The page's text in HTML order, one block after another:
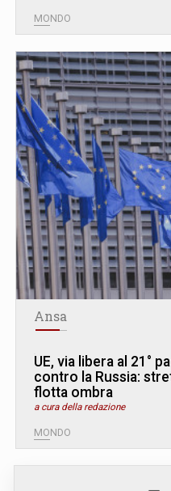
MONDO
Ansa
UE, via libera al 21°
contro la Russia:
flotta ombra
a cura della redazione
MONDO